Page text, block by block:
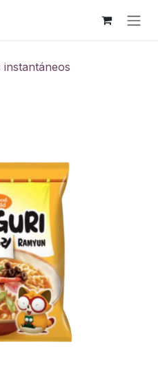
instantáneos